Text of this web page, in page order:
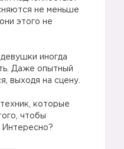
не меньше
этого не
иногда
Даже опытный
выходя на сцену.
которые
чтобы
Интересно?